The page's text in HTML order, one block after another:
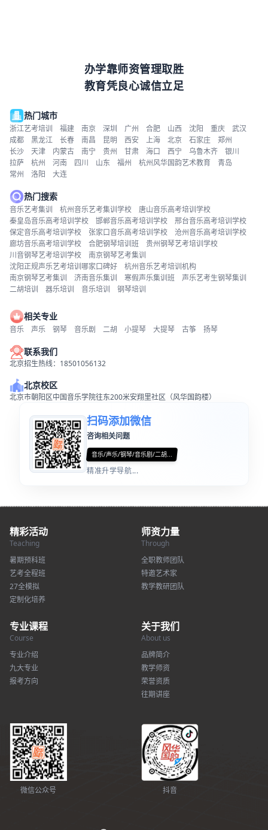
办学靠师资管理取胜
教育凭良心诚信立足
热门城市
浙江艺考培训 福建 南京 深圳 广州 合肥 山西 沈阳 重庆
武汉
成都
黑龙江 长春 南昌 昆明 西安 上海 北京 石家庄
郑州
长沙
天津 内蒙古 南宁 贵州 甘肃 海口 西宁 乌鲁木齐
银川
拉萨
杭州 河南 四川 山东 福州 杭州风华国韵艺术教育
青岛
常州
洛阳 大连
热门搜索
音乐艺考集训 杭州音乐艺考集训学校
唐山音乐高考培训学校
秦皇岛音乐高考培训学校
邯郸音乐高考培训学校
邢台音乐高考培训学校
保定音乐高考培训学校
张家口音乐高考培训学校
沧州音乐高考培训学校
廊坊音乐高考培训学校
合肥钢琴培训班
贵州钢琴艺考培训学校
川音钢琴艺考培训学校
南京钢琴艺考集训
沈阳正规声乐艺考培训哪家口碑好
杭州音乐艺考培训机构
南京钢琴艺考集训
济南音乐集训 寒假声乐集训班
声乐艺考生钢琴集训
二胡培训
器乐培训 音乐培训 钢琴培训
相关专业
音乐 声乐 钢琴 音乐剧 二胡 小提琴 大提琴 古筝 扬琴
联系我们
北京招生热线：18501056132
北京校区
北京市朝阳区中国音乐学院往东200米安翔里社区（风华国韵楼）
扫码添加微信
咨询相关问题
音乐/声乐/钢琴/音乐剧/二胡...
精准升学导航...
精彩活动
Teaching
暑期预科班
艺考全程班
27全模拟
定制化培养
师资力量
Through
全职教师团队
特邀艺术家
教学教研团队
专业课程
Course
专业介绍
九大专业
报考方向
关于我们
About us
品牌简介
教学师资
荣誉资质
往期讲座
微信公众号 抖音